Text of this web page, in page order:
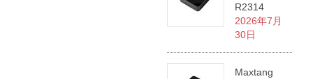
R2314
2026年7月
30日
Maxtang